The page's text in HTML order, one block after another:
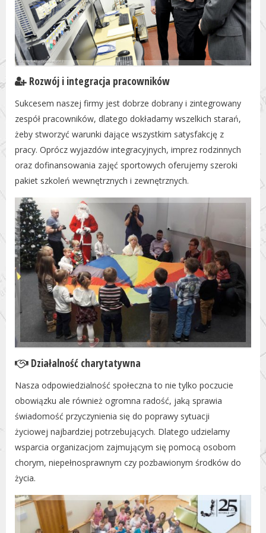
Rozwój i integracja pracowników
Sukcesem naszej firmy jest dobrze dobrany i zintegrowany
zespół pracowników, dlatego dokładamy wszelkich starań,
żeby stworzyć warunki dające wszystkim satysfakcję z
pracy. Oprócz wyjazdów integracyjnych, imprez rodzinnych
oraz dofinansowania zajęć sportowych oferujemy szeroki
pakiet szkoleń wewnętrznych i zewnętrznych.
Działalność charytatywna
Nasza odpowiedzialność społeczna to nie tylko poczucie
obowiązku ale również ogromna radość, jaką sprawia
świadomość przyczynienia się do poprawy sytuacji
życiowej najbardziej potrzebujących. Dlatego udzielamy
wsparcia organizacjom zajmującym się pomocą osobom
chorym, niepełnosprawnym czy pozbawionym środków do
życia.